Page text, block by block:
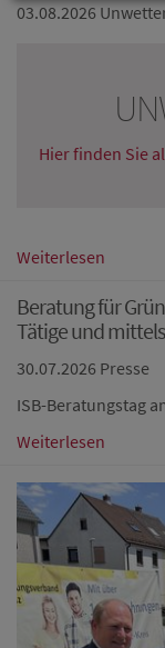
03.08.2026
Hier finden Sie
Weiterlesen
Beratung für
Tätige und
30.07.2026 Presse
ISB-Beratungstag
Weiterlesen